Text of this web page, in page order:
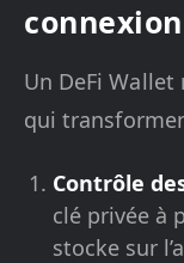
connexion
Un DeFi
qui
Contrôle
clé privée à
stocke sur